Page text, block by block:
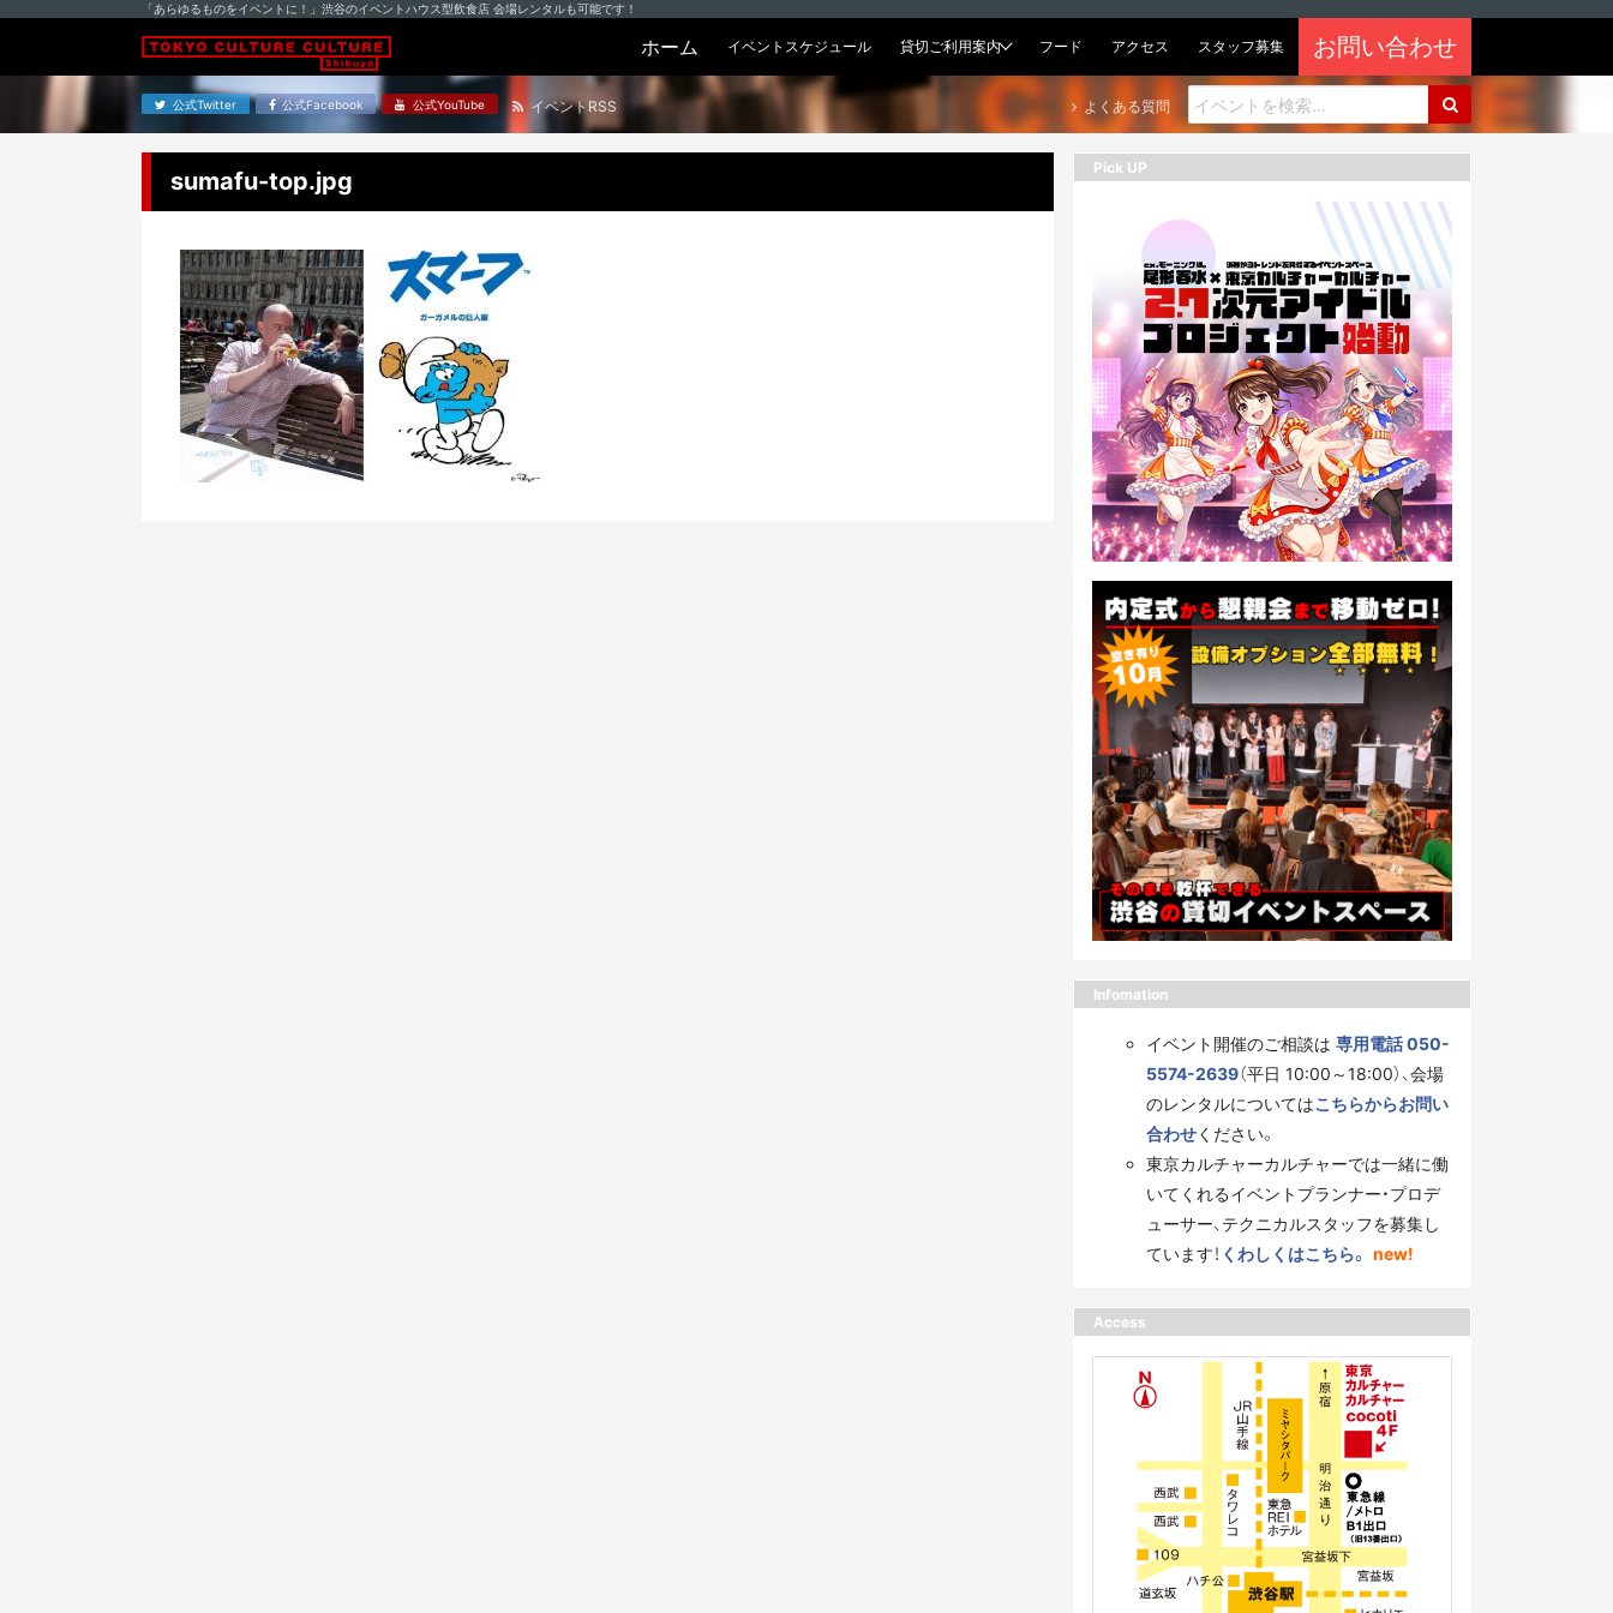
「あらゆるものをイベントに！」渋谷のイベントハウス型飲食店 会場レンタルも可能です！
ホーム イベントスケジュール 貸切ご利用案内 フード アクセス スタッフ募集 お問い合わせ
公式Twitter 公式Facebook 公式YouTube イベントRSS よくある質問
sumafu-top.jpg Pick UP
Infomation
イベント開催のご相談は 専用電話 050-
5574-2639（平日 10:00～18:00）、会場
のレンタルについてはこちらからお問い
合わせください。
東京カルチャーカルチャーでは一緒に働
いてくれるイベントプランナー・プロデ
ューサー、テクニカルスタッフを募集し
ています！ くわしくはこちら。 new!
Access